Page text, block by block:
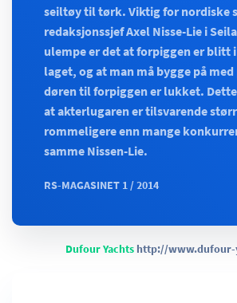
seiltøy til tørk. Viktig for nordiske
redaksjonssjef Axel Nisse-Lie i
ulempe er det at forpiggen er blitt
laget, og at man må bygge på
døren til forpiggen er lukket. Dette
at akterlugaren er tilsvarende
rommeligere enn mange
samme Nissen-Lie.
RS-MAGASINET 1 / 2014
Dufour Yachts http://www.dufour-